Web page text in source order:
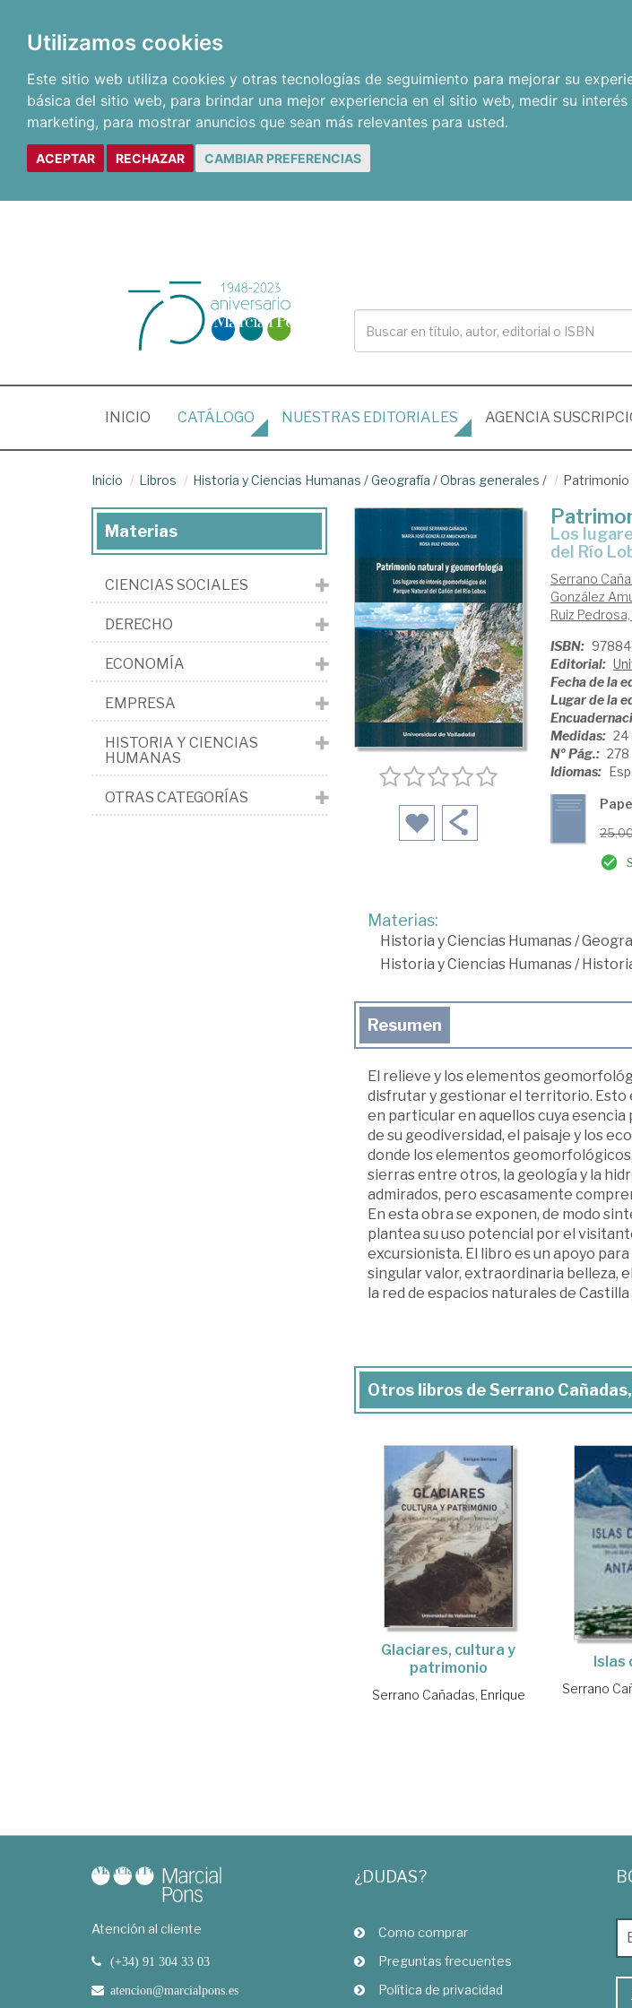
Utilizamos cookies
Este sitio web utiliza cookies y otras tecnologías de seguimiento para mejorar su
básica del sitio web, para brindar una mejor experiencia en el sitio web, medir su
marketing, para mostrar anuncios que sean más relevantes para usted.
ACEPTAR RECHAZAR CAMBIAR PREFERENCIAS
INICIO (CURRENT)
CATÁLOGO NUESTRAS EDITORIALES AGENCIA
Inicio Libros Historia y Ciencias Humanas /Geografía /Obras generales /
los lugares de interés geomorfológico del Parque Natural del Cañón
del Río
Serrano
González
Ruiz
ISBN:
Editorial:
Fecha de la
Lugar de la
Medidas: 24
Nº Pág.: 278
Idiomas:
Materias:
Historia y Ciencias Humanas/
Historia y Ciencias Humanas/
Resumen
El relieve y los elementos
disfrutar y gestionar el territorio. Esto
en particular en aquellos cuya
de su geodiversidad, el paisaje y los
donde los elementos
sierras entre otros, la geología y la
admirados, pero escasamente
En esta obra se exponen, de modo
plantea su uso potencial por el
excursionista. El libro es un apoyo
singular valor, extraordinaria belleza,
la red de espacios naturales de Castilla
Otros libros de Serrano
Glaciares, cultura y
patrimonio
Serrano Cañadas, Enrique
Islas
Serrano
Materias
CIENCIAS SOCIALES
DERECHO
ECONOMÍA
EMPRESA
HISTORIA Y CIENCIAS
HUMANAS
OTRAS CATEGORÍAS
Atención al cliente
(+34) 91 304 33 03
atencion@marcialpons.es
¿DUDAS?
Como comprar
Preguntas frecuentes
Política de privacidad